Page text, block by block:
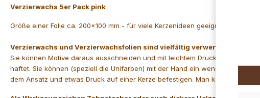
Verzierwachs 5er Pack pink
Größe einer Folie ca. 200x100 mm - für viele Kerzenideen geeignet, leicht
Verzierwachs und Verzierwachsfolien sind vielfältig verwendbar.
Sie können Motive daraus ausschneiden und mit leichtem Druck auf eine
haftet. Sie können (speziell die Unifarben) mit der Hand ein wenig
dem Ansatz und etwas Druck auf einer Kerze befestigen. Man kann auch